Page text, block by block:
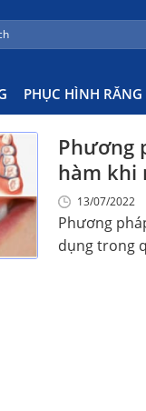
PHỤC HÌNH RĂNG
Hàm
Phương
hàm khi
13/07/2022
Phương
dụng trong